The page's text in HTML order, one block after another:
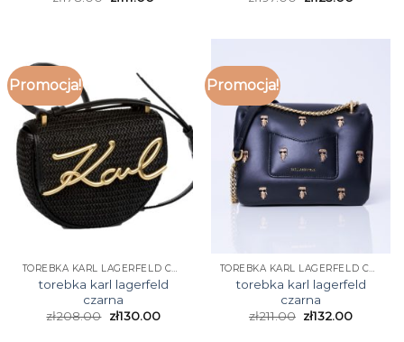
Promocja!
TOREBKA KARL LAGERFELD CZARNA
torebka karl lagerfeld
czarna
zł208.00 zł130.00
Promocja!
TOREBKA KARL LAGERFELD CZARNA
torebka karl lagerfeld
czarna
zł211.00 zł132.00